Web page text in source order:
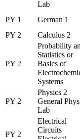
Lab
PY 1
German 1
PY 2 Calculus 2
PY 2
Probability
Statistics or
Basics of
Systems
PY 2
Physics 2
General
Lab
PY 2
Electrical
Circuits